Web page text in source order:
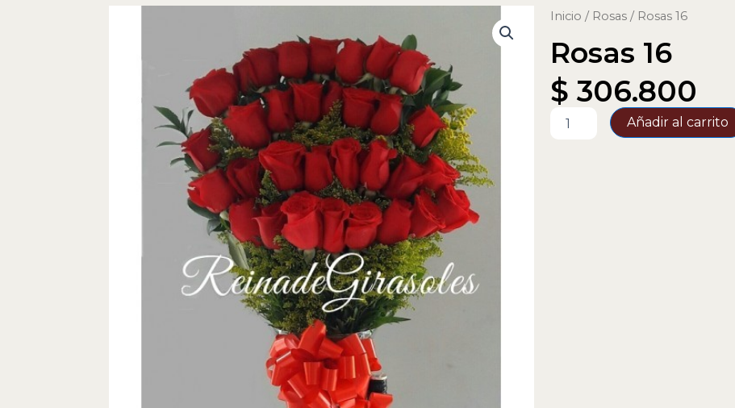
Inicio / Rosas / Rosas 16
Rosas 16
$ 306.800
Añadir al carrito